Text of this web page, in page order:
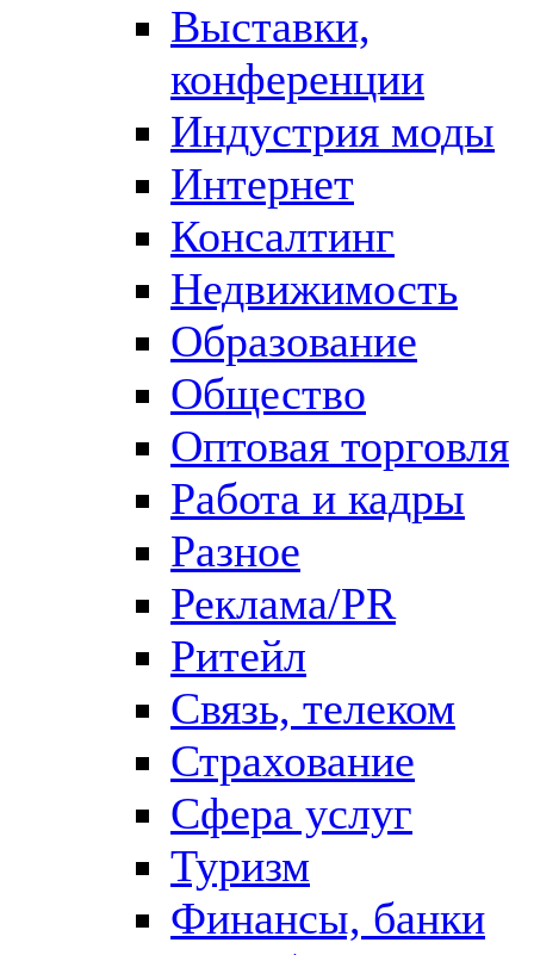
Выставки,
конференции
Индустрия моды
Интернет
Консалтинг
Недвижимость
Образование
Общество
Оптовая торговля
Работа и кадры
Разное
Реклама/PR
Ритейл
Связь, телеком
Страхование
Сфера услуг
Туризм
Финансы, банки